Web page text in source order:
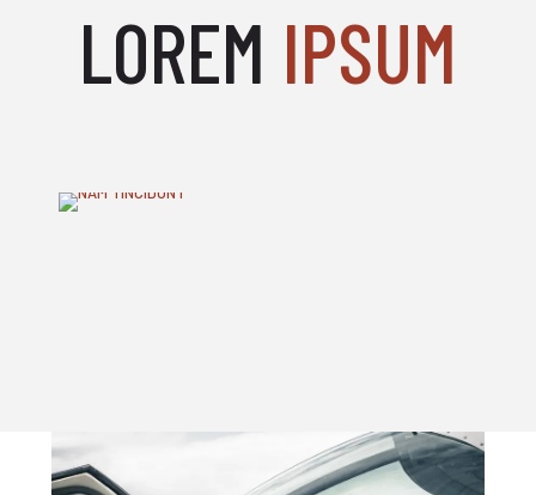
LOREM IPSUM